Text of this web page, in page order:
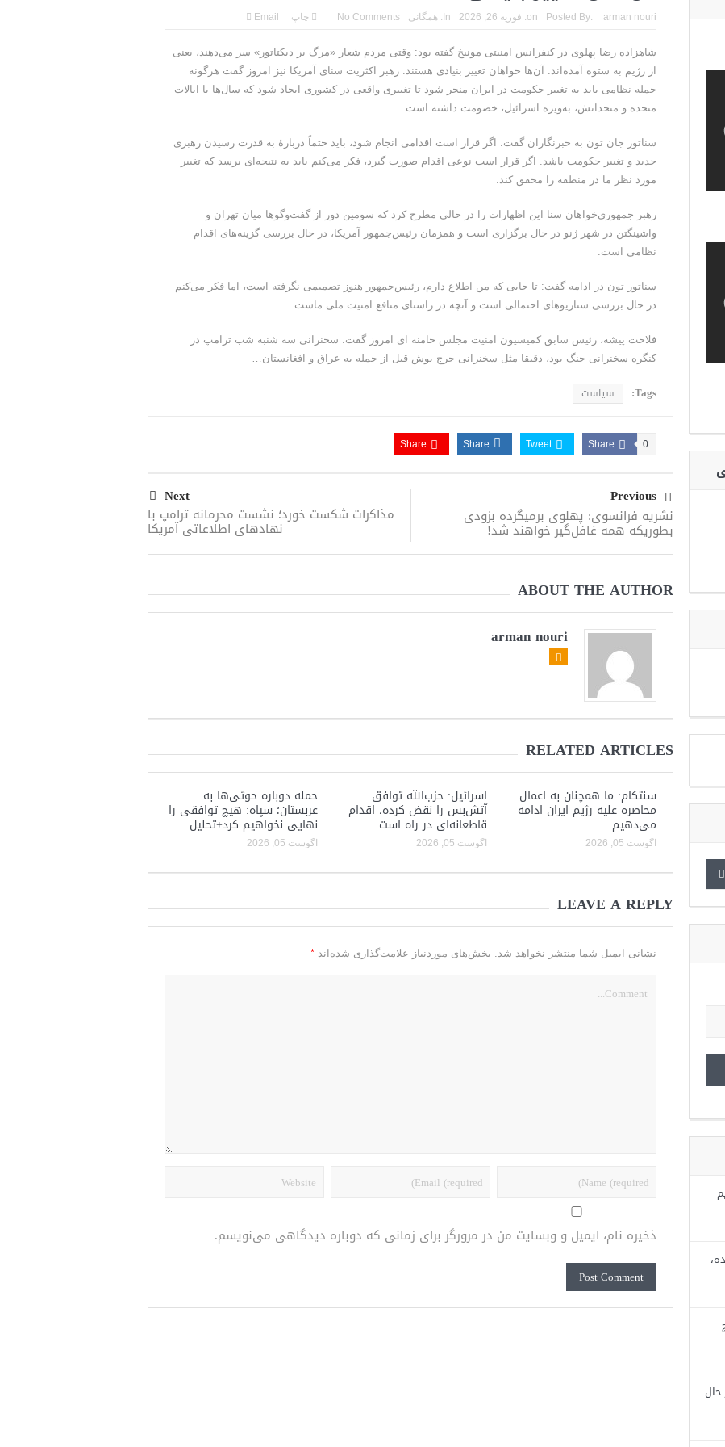
Posted By: arman nouri
on: فوریه 26, 2026 In: همگانی No Comments چاپ Email
شاهزاده رضا پهلوی در کنفرانس امنیتی مونیخ گفته بود: وقتی مردم شعار «مرگ بر دیکتاتور» سر می‌دهند، یعنی
از رژیم به ستوه آمده‌اند. آن‌ها خواهان تغییر بنیادی هستند. رهبر اکثریت سنای آمریکا نیز امروز گفت هرگونه
حمله نظامی باید به تغییر حکومت در ایران منجر شود تا تغییری واقعی در کشوری ایجاد شود که سال‌ها با ایالات
متحده و متحدانش، به‌ویژه اسرائیل، خصومت داشته است.
سناتور جان تون به خبرنگاران گفت: اگر قرار است اقدامی انجام شود، باید حتماً دربارهٔ به قدرت رسیدن رهبری
جدید و تغییر حکومت باشد. اگر قرار است نوعی اقدام صورت گیرد، فکر می‌کنم باید به نتیجه‌ای برسد که تغییر
مورد نظر ما در منطقه را محقق کند.
رهبر جمهوری‌خواهان سنا این اظهارات را در حالی مطرح کرد که سومین دور از گفت‌وگوها میان تهران و
واشینگتن در شهر ژنو در حال برگزاری است و همزمان رئیس‌جمهور آمریکا، در حال بررسی گزینه‌های اقدام
نظامی است.
سناتور تون در ادامه گفت: تا جایی که من اطلاع دارم، رئیس‌جمهور هنوز تصمیمی نگرفته است، اما فکر می‌کنم
در حال بررسی سناریوهای احتمالی است و آنچه در راستای منافع امنیت ملی ماست.
فلاحت پیشه، رئیس سابق کمیسیون امنیت مجلس خامنه ای امروز گفت: سخنرانی سه شنبه شب ترامپ در
کنگره سخنرانی جنگ بود، دقیقا مثل سخنرانی جرج بوش قبل از حمله به عراق و افغانستان…
Tags: سیاست
Share 0
Tweet
Share
Share
Previous
نشریه فرانسوی: پهلوی برمیگرده بزودی
بطوریکه همه غافل‌گیر خواهند شد!
Next
مذاکرات شکست خورد؛ نشست محرمانه ترامپ با
نهادهای اطلاعاتی آمریکا
ABOUT THE AUTHOR
arman nouri
RELATED ARTICLES
سنتکام: ما همچنان به اعمال
محاصره علیه رژیم ایران ادامه
می‌دهیم
آگوست 05, 2026
اسرائیل: حزب‌الله توافق
آتش‌بس را نقض کرده، اقدام
قاطعانه‌ای در راه است
آگوست 05, 2026
حمله دوباره حوثی‌ها به
عربستان؛ سپاه: هیچ توافقی را
نهایی نخواهیم کرد+تحلیل
آگوست 05, 2026
LEAVE A REPLY
نشانی ایمیل شما منتشر نخواهد شد. بخش‌های موردنیاز علامت‌گذاری شده‌اند *
ذخیره نام، ایمیل و وبسایت من در مرورگر برای زمانی که دوباره دیدگاهی می‌نویسم.
حال